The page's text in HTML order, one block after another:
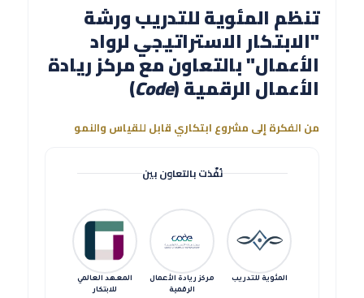
تنظم المئوية للتدريب ورشة
"الابتكار الاستراتيجي لرواد
الأعمال" بالتعاون مع مركز ريادة
الأعمال الرقمية (Code
)
من الفكرة إلى مشروع ابتكاري قابل للقياس والنمو
نُفّذت بالتعاون بين
المئوية للتدريب
مركز ريادة الأعمال
الرقمية
المعهد العالمي
للابتكار